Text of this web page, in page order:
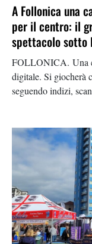
A Follonica una
per il centro: il
spettacolo sotto
FOLLONICA. Una
digitale. Si giocherà
seguendo indizi,